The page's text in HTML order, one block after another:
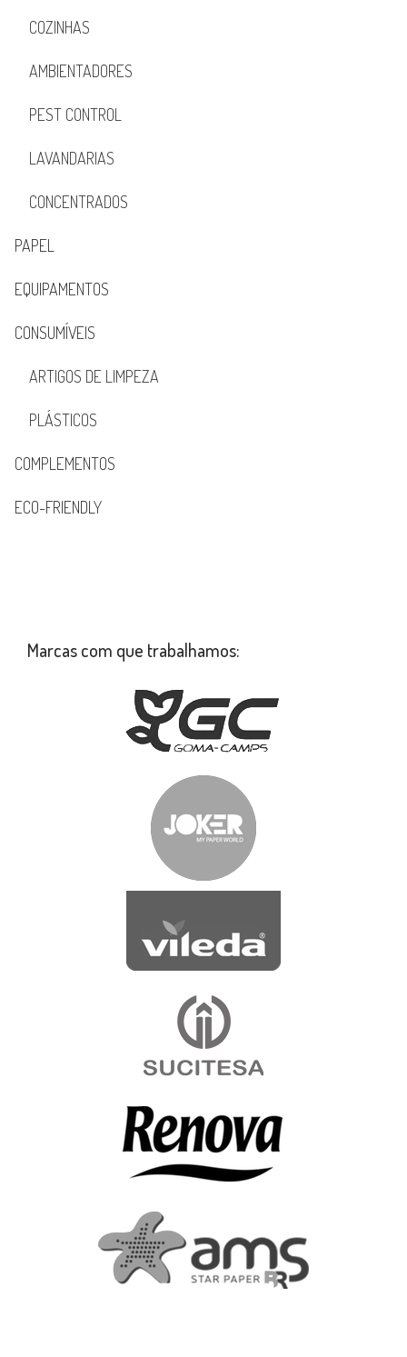
COZINHAS
AMBIENTADORES
PEST CONTROL
LAVANDARIAS
CONCENTRADOS
PAPEL
EQUIPAMENTOS
CONSUMÍVEIS
ARTIGOS DE LIMPEZA
PLÁSTICOS
COMPLEMENTOS
ECO-FRIENDLY
Marcas com que trabalhamos: